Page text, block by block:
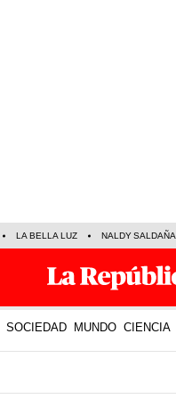
LA BELLA LUZ NALDY SALDAÑA
SOCIEDAD MUNDO CIENCIA